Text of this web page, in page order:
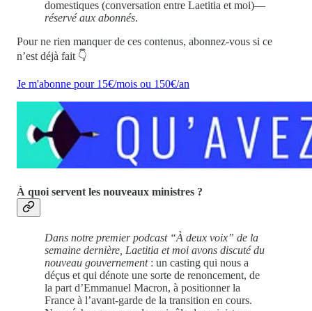
domestiques (conversation entre Laetitia et moi)—
réservé aux abonnés.
Pour ne rien manquer de ces contenus, abonnez-vous si ce
n’est déjà fait 👇
Je m'abonne pour 15€/mois ou 150€/an
À quoi servent les nouveaux ministres ?
Dans notre premier podcast “À deux voix” de la
semaine dernière, Laetitia et moi avons discuté du
nouveau gouvernement : un casting qui nous a
déçus et qui dénote une sorte de renoncement, de
la part d’Emmanuel Macron, à positionner la
France à l’avant-garde de la transition en cours.